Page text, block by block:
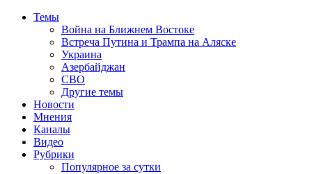
Темы
Война на Ближнем Востоке
Встреча Путина и Трампа на Аляске
Украина
Азербайджан
СВО
Другие темы
Новости
Мнения
Каналы
Видео
Рубрики
Популярное за сутки